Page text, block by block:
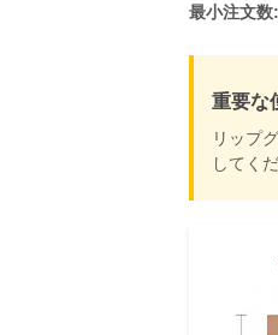
最小注文数:
重要な
リップ
してく